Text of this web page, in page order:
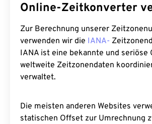
Online-Zeitkonverter
Zur Berechnung unserer
verwenden wir die IANA-
IANA ist eine bekannte und seriöse
weltweite Zeitzonendaten
verwaltet.
Die meisten anderen Websites
statischen Offset zur Umrechnung